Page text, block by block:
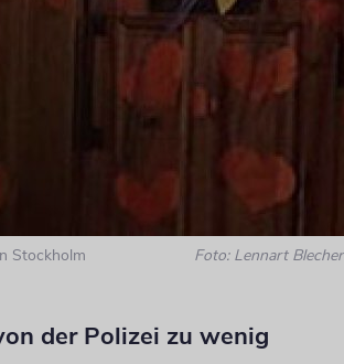
Stockholm Foto: Lennart Blecher
der Polizei zu wenig